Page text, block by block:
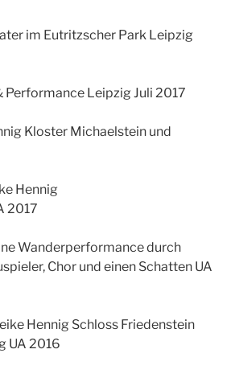
im Eutritzscher Park Leipzig
Leipzig Juli 2017
Kloster Michaelstein und
Hennig
2017
Wanderperformance durch
Chor und einen Schatten UA
Hennig Schloss Friedenstein
UA 2016